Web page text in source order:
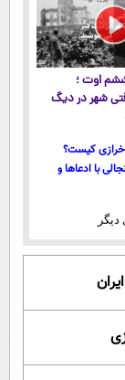
۸:۱۵ ششم اوت ؛
شهر در دیگ
خرازی کیست؟
با ادعاها و
دیگر